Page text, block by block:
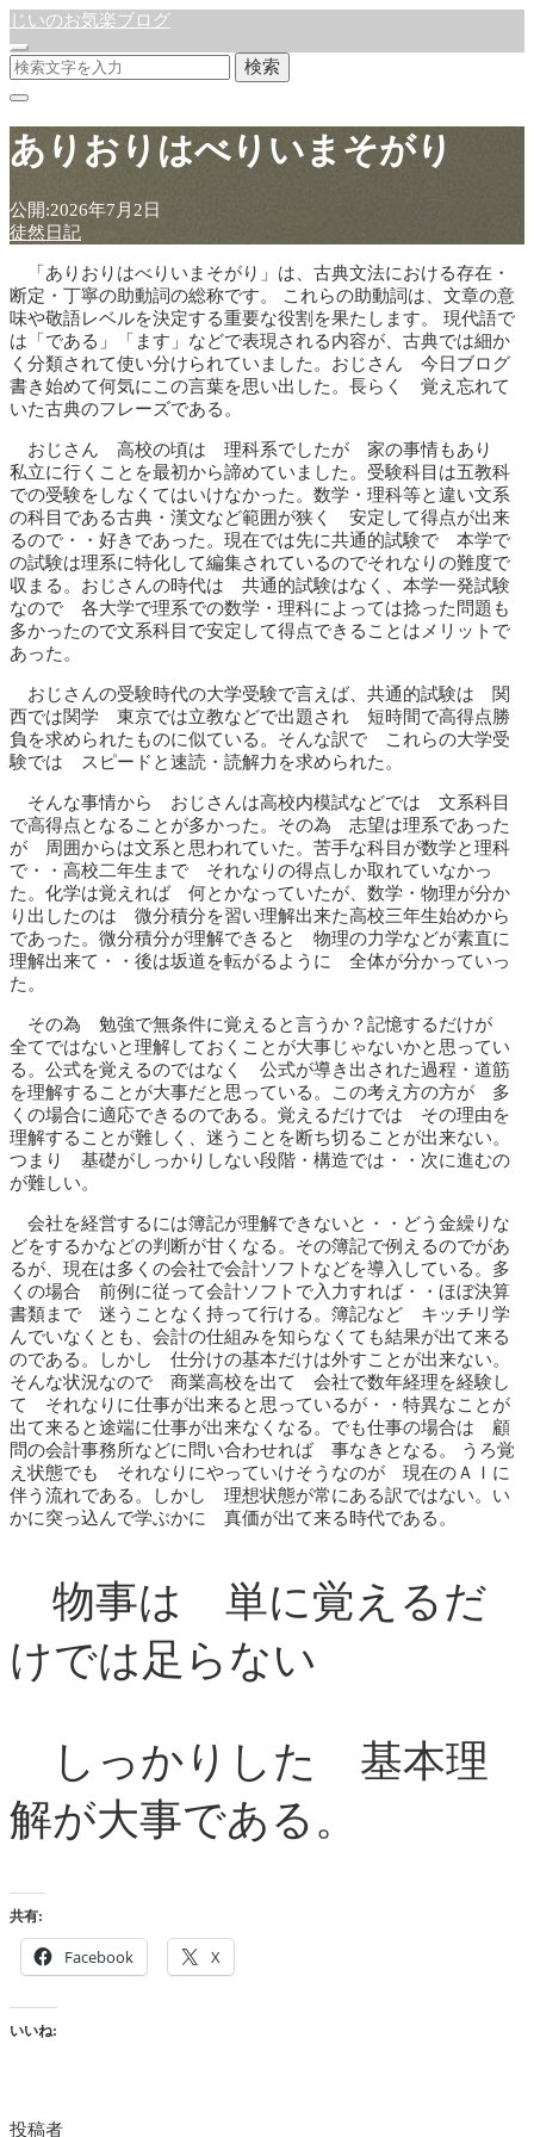
じいのお気楽ブログ
検索
ありおりはべりいまそがり
公開:2026年7月2日
徒然日記
「ありおりはべりいまそがり」は、古典文法における存在・
断定・丁寧の助動詞の総称です。 これらの助動詞は、文章の意
味や敬語レベルを決定する重要な役割を果たします。 現代語で
は「である」「ます」などで表現される内容が、古典では細か
く分類されて使い分けられていました。おじさん 今日ブログ
書き始めて何気にこの言葉を思い出した。長らく 覚え忘れて
いた古典のフレーズである。
おじさん 高校の頃は 理科系でしたが 家の事情もあり
私立に行くことを最初から諦めていました。受験科目は五教科
での受験をしなくてはいけなかった。数学・理科等と違い文系
の科目である古典・漢文など範囲が狭く 安定して得点が出来
るので・・好きであった。現在では先に共通的試験で 本学で
の試験は理系に特化して編集されているのでそれなりの難度で
収まる。おじさんの時代は 共通的試験はなく、本学一発試験
なので 各大学で理系での数学・理科によっては捻った問題も
多かったので文系科目で安定して得点できることはメリットで
あった。
おじさんの受験時代の大学受験で言えば、共通的試験は 関
西では関学 東京では立教などで出題され 短時間で高得点勝
負を求められたものに似ている。そんな訳で これらの大学受
験では スピードと速読・読解力を求められた。
そんな事情から おじさんは高校内模試などでは 文系科目
で高得点となることが多かった。その為 志望は理系であった
が 周囲からは文系と思われていた。苦手な科目が数学と理科
で・・高校二年生まで それなりの得点しか取れていなかっ
た。化学は覚えれば 何とかなっていたが、数学・物理が分か
り出したのは 微分積分を習い理解出来た高校三年生始めから
であった。微分積分が理解できると 物理の力学などが素直に
理解出来て・・後は坂道を転がるように 全体が分かっていっ
た。
その為 勉強で無条件に覚えると言うか？記憶するだけが
全てではないと理解しておくことが大事じゃないかと思ってい
る。公式を覚えるのではなく 公式が導き出された過程・道筋
を理解することが大事だと思っている。この考え方の方が 多
くの場合に適応できるのである。覚えるだけでは その理由を
理解することが難しく、迷うことを断ち切ることが出来ない。
つまり 基礎がしっかりしない段階・構造では・・次に進むの
が難しい。
会社を経営するには簿記が理解できないと・・どう金繰りな
どをするかなどの判断が甘くなる。その簿記で例えるのでがあ
るが、現在は多くの会社で会計ソフトなどを導入している。多
くの場合 前例に従って会計ソフトで入力すれば・・ほぼ決算
書類まで 迷うことなく持って行ける。簿記など キッチリ学
んでいなくとも、会計の仕組みを知らなくても結果が出て来る
のである。しかし 仕分けの基本だけは外すことが出来ない。
そんな状況なので 商業高校を出て 会社で数年経理を経験し
て それなりに仕事が出来ると思っているが・・特異なことが
出て来ると途端に仕事が出来なくなる。でも仕事の場合は 顧
問の会計事務所などに問い合わせれば 事なきとなる。 うろ覚
え状態でも それなりにやっていけそうなのが 現在のＡＩに
伴う流れである。しかし 理想状態が常にある訳ではない。い
かに突っ込んで学ぶかに 真価が出て来る時代である。
物事は 単に覚えるだ
けでは足らない
しっかりした 基本理
解が大事である。
共有:
Facebook X
いいね:
投稿者